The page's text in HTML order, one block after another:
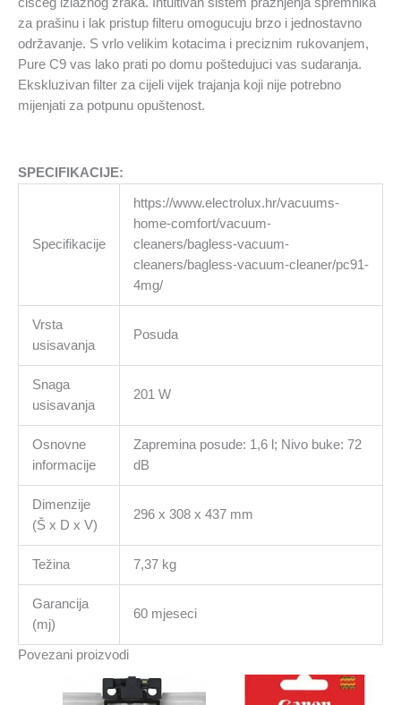
za prašinu i lak pristup filteru omogucuju brzo i jednostavno
održavanje. S vrlo velikim kotacima i preciznim rukovanjem,
Pure C9 vas lako prati po domu poštedujuci vas sudaranja.
Ekskluzivan filter za cijeli vijek trajanja koji nije potrebno
mijenjati za potpunu opuštenost.
SPECIFIKACIJE:
Specifikacije
https://www.electrolux.hr/vacuums-
home-comfort/vacuum-
cleaners/bagless-vacuum-
cleaners/bagless-vacuum-cleaner/pc91-
4mg/
Vrsta
usisavanja
Posuda
Snaga
usisavanja
201 W
Osnovne
informacije
Zapremina posude: 1,6 l; Nivo buke: 72
dB
Dimenzije
(Š x D x V)
296 x 308 x 437 mm
Težina 7,37 kg
Garancija
(mj)
60 mjeseci
Povezani proizvodi